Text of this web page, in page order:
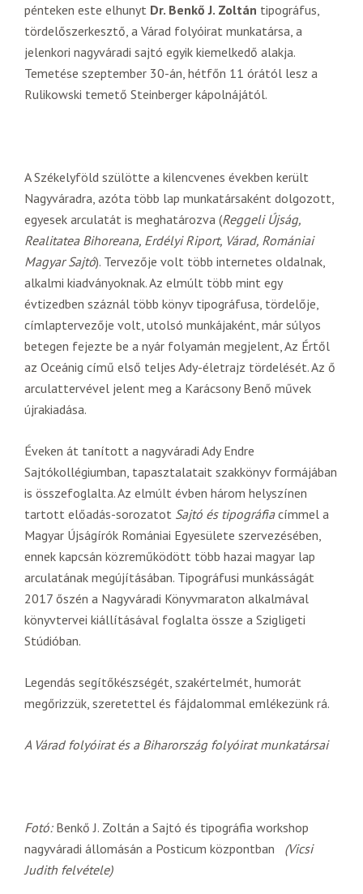
pénteken este elhunyt Dr. Benkő J. Zoltán tipográfus,
tördelőszerkesztő, a Várad folyóirat munkatársa, a
jelenkori nagyváradi sajtó egyik kiemelkedő alakja.
Temetése szeptember 30-án, hétfőn 11 órától lesz a
Rulikowski temető Steinberger kápolnájától.
A Székelyföld szülötte a kilencvenes években került
Nagyváradra, azóta több lap munkatársaként dolgozott,
egyesek arculatát is meghatározva (Reggeli Újság,
Realitatea Bihoreana, Erdélyi Riport, Várad, Romániai
Magyar Sajtó). Tervezője volt több internetes oldalnak,
alkalmi kiadványoknak. Az elmúlt több mint egy
évtizedben száznál több könyv tipográfusa, tördelője,
címlaptervezője volt, utolsó munkájaként, már súlyos
betegen fejezte be a nyár folyamán megjelent, Az Értől
az Oceánig című első teljes Ady-életrajz tördelését. Az ő
arculattervével jelent meg a Karácsony Benő művek
újrakiadása.
Éveken át tanított a nagyváradi Ady Endre
Sajtókollégiumban, tapasztalatait szakkönyv formájában
is összefoglalta. Az elmúlt évben három helyszínen
tartott előadás-sorozatot Sajtó és tipográfiacímmel a
Magyar Újságírók Romániai Egyesülete szervezésében,
ennek kapcsán közreműködött több hazai magyar lap
arculatának megújításában. Tipográfusi munkásságát
2017 őszén a Nagyváradi Könyvmaraton alkalmával
könyvtervei kiállításával foglalta össze a Szigligeti
Stúdióban.
Legendás segítőkészségét, szakértelmét, humorát
megőrizzük, szeretettel és fájdalommal emlékezünk rá.
A Várad folyóirat és a Biharország folyóirat munkatársai
Fotó:Benkő J. Zoltán a Sajtó és tipográfia workshop
nagyváradi állomásán a Posticum központban (Vicsi
Judith felvétele)